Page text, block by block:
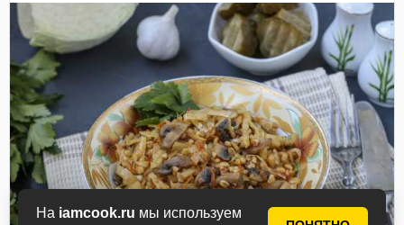
На iamcook.ru мы используем